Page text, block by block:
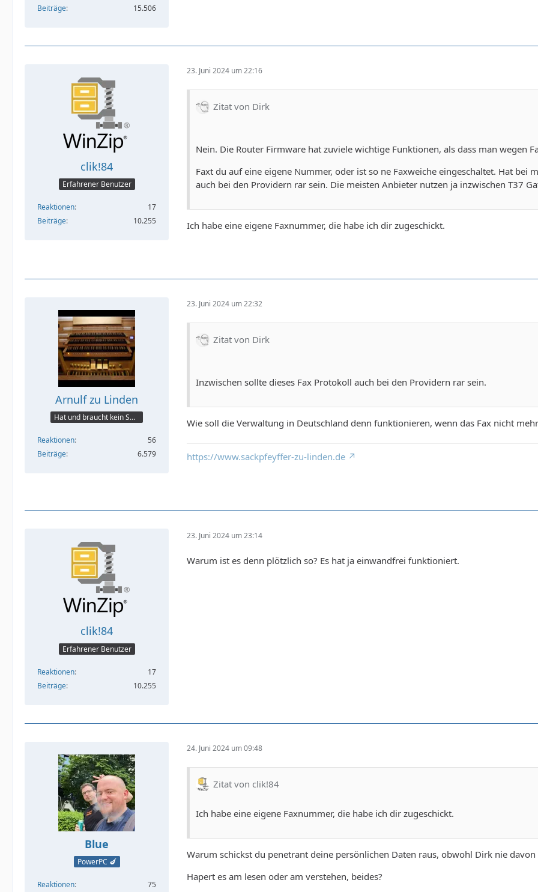
Beiträge
15.506
clik!84
Erfahrener Benutzer
Reaktionen
17
Beiträge
10.255
23. Juni 2024 um 22:16
Zitat von Dirk
Nein. Die Router Firmware hat zuviele wichtige Funktionen, als dass man wegen
Faxt du auf eine eigene Nummer, oder ist so ne Faxweiche eingeschaltet. Hat
auch bei den Providern rar sein. Die meisten Anbieter nutzen ja inzwischen T37
Ich habe eine eigene Faxnummer, die habe ich dir zugeschickt.
Arnulf zu Linden
Hat und braucht kein Smartphone!
Reaktionen
56
Beiträge
6.579
23. Juni 2024 um 22:32
Zitat von Dirk
Inzwischen sollte dieses Fax Protokoll auch bei den Providern rar sein.
Wie soll die Verwaltung in Deutschland denn funktionieren, wenn das Fax nicht
https://www.sackpfeyffer-zu-linden.de
clik!84
Erfahrener Benutzer
Reaktionen
17
Beiträge
10.255
23. Juni 2024 um 23:14
Warum ist es denn plötzlich so? Es hat ja einwandfrei funktioniert.
Blue
PowerPC 🍆
Reaktionen
75
24. Juni 2024 um 09:48
Zitat von clik!84
Ich habe eine eigene Faxnummer, die habe ich dir zugeschickt.
Warum schickst du penetrant deine persönlichen Daten raus, obwohl Dirk nie davon
Hapert es am lesen oder am verstehen, beides?